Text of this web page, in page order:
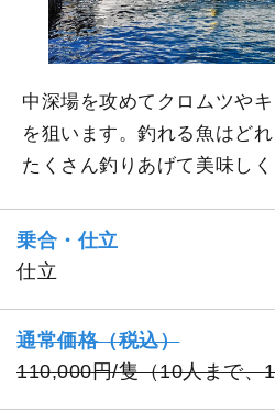
中深場を攻めてクロムツや
を狙います。釣れる魚はど
たくさん釣りあげて美味しく
乗合・仕立
仕立
通常価格（税込）
110,000円/隻（10人まで、